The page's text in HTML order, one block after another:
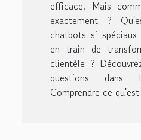
efficace. Mais
exactement ?
chatbots si
en train de
clientèle ?
questions
Comprendre ce